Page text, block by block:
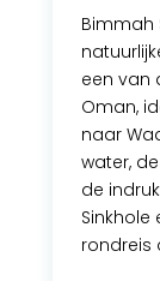
Bimmah
een van
Oman,
naar
water,
de
rondreis